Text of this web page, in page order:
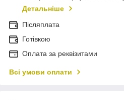
Детальніше
Післяплата
Готівкою
Оплата за реквізитами
Всі умови оплати